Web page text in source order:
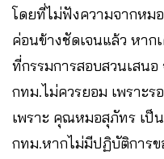
โดยที่ไม่ฟังความจากหม
ค่อนข้างชัดเจนแล้ว หาก
ที่กรรมการสอบสวนเสนอ
กทม.ไม่ควรยอม เพราะ
เพราะ คุณหมอสุภัทร เ
กทม.หากไม่มีปฏิบัติการ